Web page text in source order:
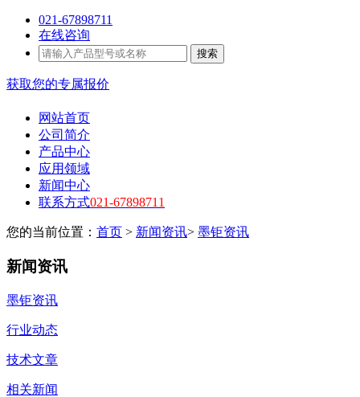
021-67898711
在线咨询
搜索
获取您的专属报价
网站首页
公司简介
产品中心
应用领域
新闻中心
联系方式021-67898711
您的当前位置： 首页 > 新闻资讯> 墨钜资讯
新闻资讯
墨钜资讯
行业动态
技术文章
相关新闻